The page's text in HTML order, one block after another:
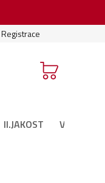
Podmínky soutěže
Registrace
II.JAKOST VÁNOČNÍ